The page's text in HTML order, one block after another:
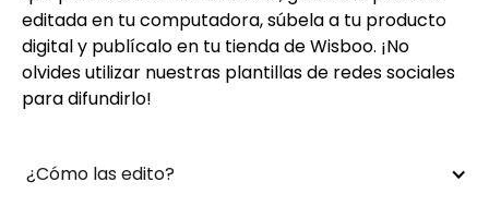
editada en tu computadora, súbela a tu producto
digital y publícalo en tu tienda de Wisboo. ¡No
olvides utilizar nuestras plantillas de redes sociales
para difundirlo!
¿Cómo las edito?